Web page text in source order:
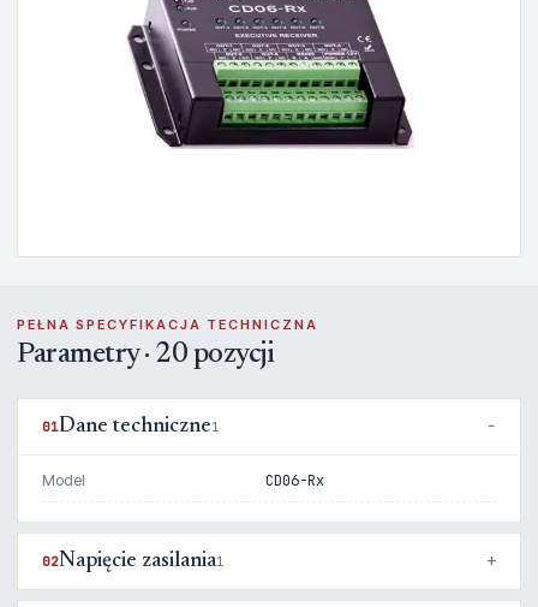
PEŁNA SPECYFIKACJA TECHNICZNA
Parametry · 20 pozycji
01Dane techniczne1
Model CD06-Rx
02Napięcie zasilania1